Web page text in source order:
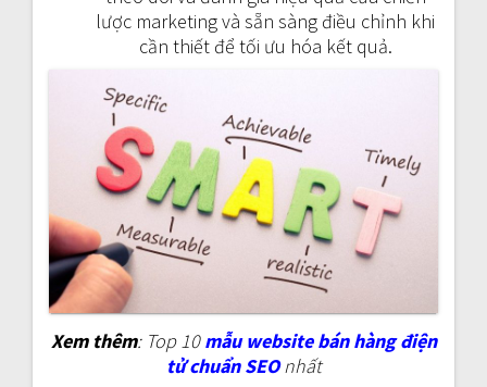
lược marketing và sẵn sàng điều chỉnh khi
cần thiết để tối ưu hóa kết quả.
Xem thêm: Top 10mẫu website bán hàng điện
tử chuẩn SEOnhất